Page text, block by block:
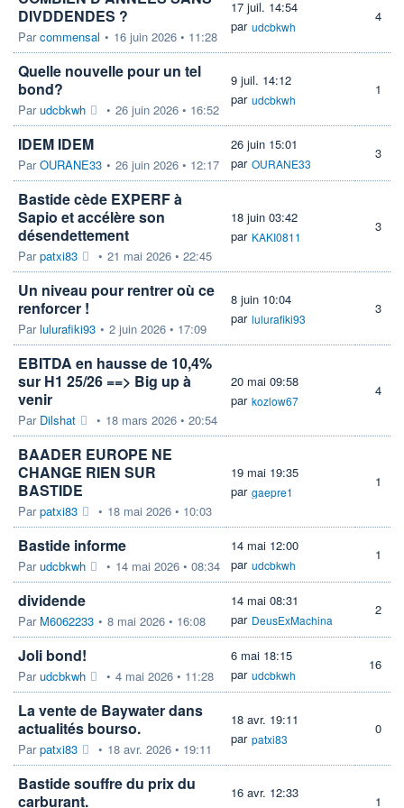
DIVDDENDES ?
Parcommensal • 16 juin 2026 • 11:28
17 juil. 14:54
par udcbkwh
4
Quelle nouvelle pour un tel
bond?
Parudcbkwh • 26 juin 2026 • 16:52
9 juil. 14:12
par udcbkwh
1
IDEM IDEM
ParOURANE33 • 26 juin 2026 • 12:17
26 juin 15:01
par OURANE33
3
Bastide cède EXPERF à
Sapio et accélère son
désendettement
Parpatxi83 • 21 mai 2026 • 22:45
18 juin 03:42
par KAKI0811
3
Un niveau pour rentrer où ce
renforcer !
Parlulurafiki93 • 2 juin 2026 • 17:09
8 juin 10:04
par lulurafiki93
3
EBITDA en hausse de 10,4%
sur H1 25/26 ==> Big up à
venir
Par Dilshat • 18 mars 2026 • 20:54
20 mai 09:58
par kozlow67
4
BAADER EUROPE NE
CHANGE RIEN SUR
BASTIDE
Parpatxi83 • 18 mai 2026 • 10:03
19 mai 19:35
par gaepre1
1
Bastide informe
Parudcbkwh • 14 mai 2026 • 08:34
14 mai 12:00
par udcbkwh
1
dividende
Par M6062233 • 8 mai 2026 • 16:08
14 mai 08:31
par DeusExMachina
2
Joli bond!
Parudcbkwh • 4 mai 2026 • 11:28
6 mai 18:15
par udcbkwh
16
La vente de Baywater dans
actualités bourso.
Parpatxi83 • 18 avr. 2026 • 19:11
18 avr. 19:11
par patxi83
0
Bastide souffre du prix du
carburant.
16 avr. 12:33
1